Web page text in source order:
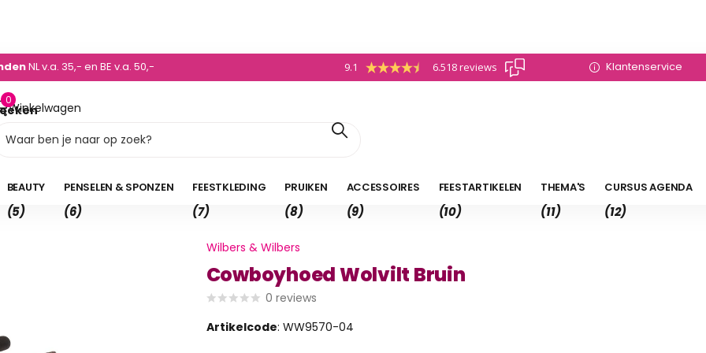
- 450 882
NL v.a. 35,- en BE v.a. 50,- 9.1 6.518 reviews Klantenservice
Winkelwagen
0
0,00
BEAUTY
(5)
PENSELEN & SPONZEN
(6)
FEESTKLEDING
(7)
PRUIKEN
(8)
ACCESSOIRES
(9)
FEESTARTIKELEN
(10)
THEMA'S
(11)
CURSUS AGENDA
(12)
Wilbers & Wilbers
Cowboyhoed Wolvilt Bruin
0 reviews
Artikelcode: WW9570-04